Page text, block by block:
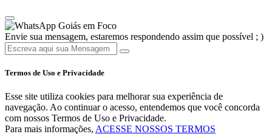
Goiás em Foco
Envie sua mensagem, estaremos respondendo assim que possível ; )
Termos de Uso e Privacidade
Esse site utiliza cookies para melhorar sua experiência de
navegação. Ao continuar o acesso, entendemos que você concorda
com nossos Termos de Uso e Privacidade.
Para mais informações, ACESSE NOSSOS TERMOS